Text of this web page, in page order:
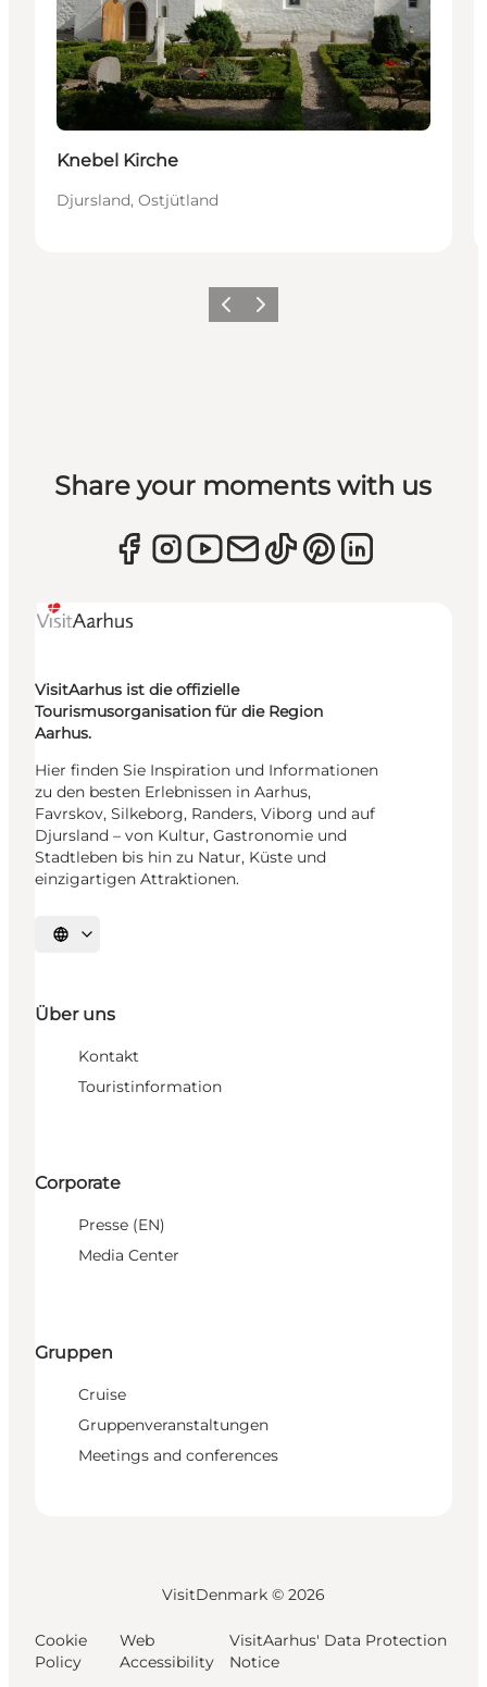
Knebel Kirche
Djursland, Ostjütland
ZurückWeiter
Share your moments with us
VisitAarhus ist die offizielle
Tourismusorganisation für die Region
Aarhus.
Hier finden Sie Inspiration und Informationen
zu den besten Erlebnissen in Aarhus,
Favrskov, Silkeborg, Randers, Viborg und auf
Djursland – von Kultur, Gastronomie und
Stadtleben bis hin zu Natur, Küste und
einzigartigen Attraktionen.
Sprache auswählen
Über uns
Kontakt
Touristinformation
Corporate
Presse (EN)
Media Center
Gruppen
Cruise
Gruppenveranstaltungen
Meetings and conferences
VisitDenmark © 2026
Cookie
Policy
Web
Accessibility
VisitAarhus' Data Protection
Notice